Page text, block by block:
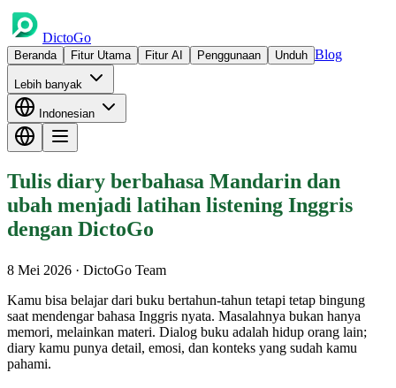
DictoGo
Beranda Fitur Utama Fitur AI Penggunaan Unduh Blog
Lebih banyak
Indonesian
Tulis diary berbahasa Mandarin dan
ubah menjadi latihan listening Inggris
dengan DictoGo
8 Mei 2026 · DictoGo Team
Kamu bisa belajar dari buku bertahun-tahun tetapi tetap bingung
saat mendengar bahasa Inggris nyata. Masalahnya bukan hanya
memori, melainkan materi. Dialog buku adalah hidup orang lain;
diary kamu punya detail, emosi, dan konteks yang sudah kamu
pahami.